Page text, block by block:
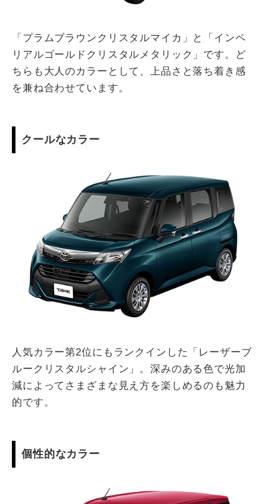
「プラムブラウンクリスタルマイカ」と「インペ
リアルゴールドクリスタルメタリック」です。ど
ちらも大人のカラーとして、上品さと落ち着き感
を兼ね合わせています。
クールなカラー
人気カラー第2位にもランクインした「レーザーブ
ルークリスタルシャイン」。深みのある色で光加
減によってさまざまな見え方を楽しめるのも魅力
的です。
個性的なカラー